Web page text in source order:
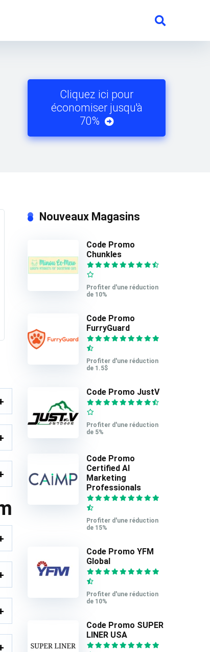
Cliquez ici pour
économiser jusqu'à
70%
Nouveaux Magasins
Code Promo
Chunkles
Profiter d'une réduction
de 10%
Code Promo
FurryGuard
Profiter d'une réduction
de 1.5$
Code Promo JustV
Profiter d'une réduction
de 5%
Code Promo
Certified AI
Marketing
Professionals
Profiter d'une réduction
de 15%
Code Promo YFM
Global
Profiter d'une réduction
de 10%
Code Promo SUPER
LINER USA